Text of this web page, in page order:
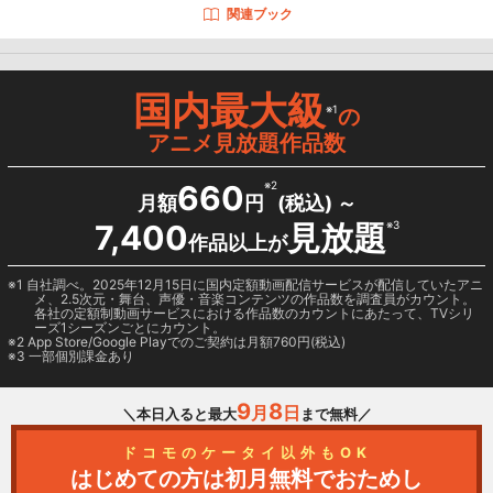
関連ブック
国内最大級※1の
アニメ見放題作品数
月額660 円
※2
(税込) ～
7,400作品以上が見放題※3
1 自社調べ。2025年12月15日に国内定額動画配信サービスが配信していたアニ
メ、2.5次元・舞台、声優・音楽コンテンツの作品数を調査員がカウント。
各社の定額制動画サービスにおける作品数のカウントにあたって、TVシリ
ーズ1シーズンごとにカウント。
2 App Store/Google Playでのご契約は月額760円(税込)
3 一部個別課金あり
＼本日入ると最大9月 8日 まで無料／
ドコモのケータイ以外もOK
はじめての方は初月無料でおためし